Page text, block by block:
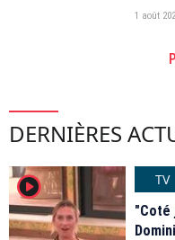
1 août
DERNIÈRES
player2
TV
"Coté